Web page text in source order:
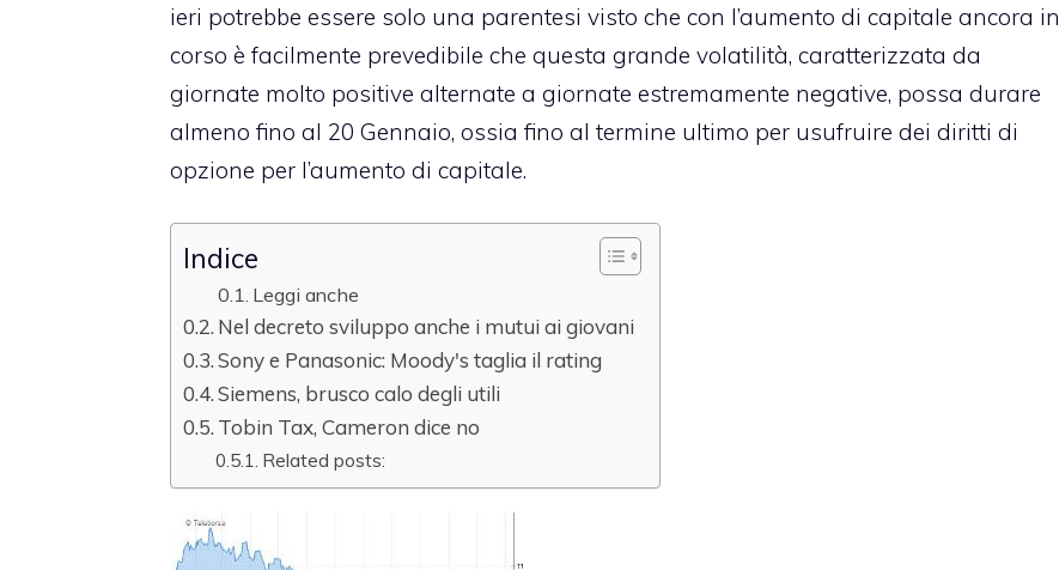
ieri potrebbe essere solo una parentesi visto che con l’aumento di capitale ancora in
corso è facilmente prevedibile che questa grande volatilità, caratterizzata da
giornate molto positive alternate a giornate estremamente negative, possa durare
almeno fino al 20 Gennaio, ossia fino al termine ultimo per usufruire dei diritti di
opzione per l’aumento di capitale.
Indice
Leggi anche
Nel decreto sviluppo anche i mutui ai giovani
Sony e Panasonic: Moody's taglia il rating
Siemens, brusco calo degli utili
Tobin Tax, Cameron dice no
Related posts: